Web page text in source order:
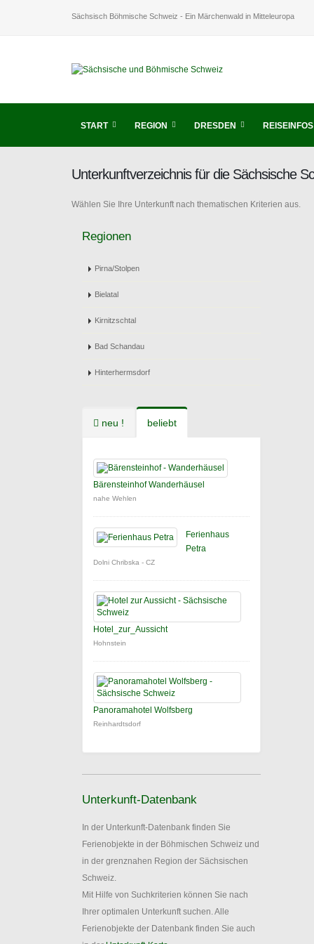
Sächsisch Böhmische Schweiz - Ein Märchenwald in Mitteleuropa
START REGION DRESDEN REISEINFOS
Unterkunftverzeichnis für die Sächsische
Wählen Sie Ihre Unterkunft nach thematischen Kriterien aus.
Regionen
Pirna/Stolpen
Bielatal
Kirnitzschtal
Bad Schandau
Hinterhermsdorf
neu ! beliebt
Bärensteinhof Wanderhäusel
nahe Wehlen
Ferienhaus
Petra
Dolni Chribska - CZ
Hotel_zur_Aussicht
Hohnstein
Panoramahotel Wolfsberg
Reinhardtsdorf
Unterkunft-Datenbank
In der Unterkunft-Datenbank finden Sie
Ferienobjekte in der Böhmischen Schweiz und
in der grenznahen Region der Sächsischen
Schweiz.
Mit Hilfe von Suchkriterien können Sie nach
Ihrer optimalen Unterkunft suchen. Alle
Ferienobjekte der Datenbank finden Sie auch